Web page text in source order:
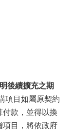
後續擴充之期
項目如屬原契約
付款，並得以換
項目，將依政府